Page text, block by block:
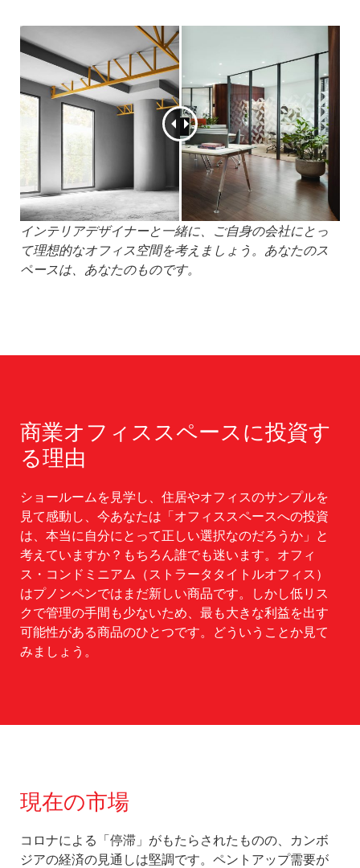
インテリアデザイナーと一緒に、ご自身の会社にとっ
て理想的なオフィス空間を考えましょう。あなたのス
ペースは、あなたのものです。
商業オフィススペースに投資す
る理由
ショールームを見学し、住居やオフィスのサンプルを
見て感動し、今あなたは「オフィススペースへの投資
は、本当に自分にとって正しい選択なのだろうか」と
考えていますか？もちろん誰でも迷います。オフィ
ス・コンドミニアム（ストラータタイトルオフィス）
はプノンペンではまだ新しい商品です。しかし低リス
クで管理の手間も少ないため、最も大きな利益を出す
可能性がある商品のひとつです。どういうことか見て
みましょう。
現在の市場
コロナによる「停滞」がもたらされたものの、カンボ
ジアの経済の見通しは堅調です。ペントアップ需要が